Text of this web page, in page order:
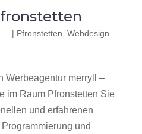
| Pfronstetten Webdesign
Werbeagentur merryll –
im Raum Pfronstetten Sie
und erfahrenen
und